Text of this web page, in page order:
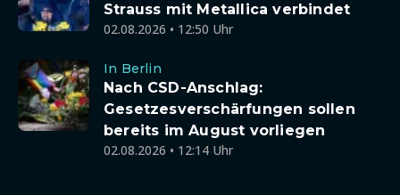
Strauss mit Metallica verbindet
02.08.2026 • 12:50 Uhr
In Berlin
Nach CSD-Anschlag:
Gesetzesverschärfungen sollen
bereits im August vorliegen
02.08.2026 • 12:14 Uhr